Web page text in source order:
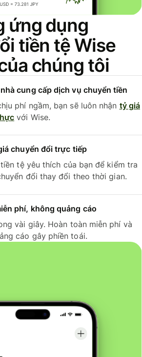
ứng dụng
tiền tệ Wise
chúng tôi
cung cấp dịch vụ chuyển tiền
phí ngầm, bạn sẽ luôn nhận tỷ giá
với Wise.
chuyển đổi trực tiếp
tệ yêu thích của bạn để kiểm tra
đổi thay đổi theo thời gian.
phí, không quảng cáo
vài giây. Hoàn toàn miễn phí và
cáo gây phiền toái.